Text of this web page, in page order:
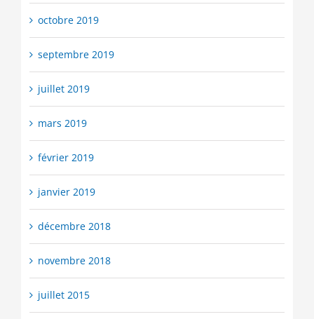
octobre 2019
septembre 2019
juillet 2019
mars 2019
février 2019
janvier 2019
décembre 2018
novembre 2018
juillet 2015